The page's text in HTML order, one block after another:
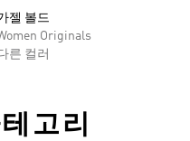
젤 볼드
Originals
른 컬러
고리